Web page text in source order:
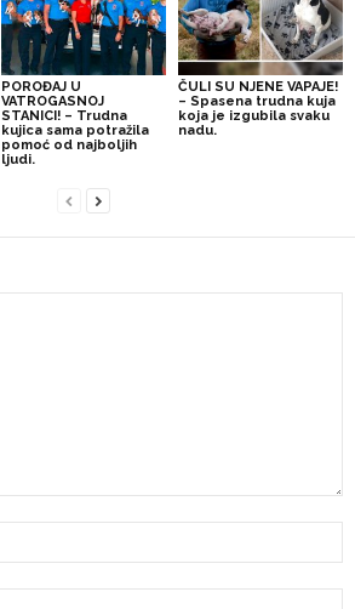
POROĐAJ U
VATROGASNOJ
STANICI! – Trudna
kujica sama potražila
pomoć od najboljih
ljudi.
ČULI SU NJENE VAPAJE!
– Spasena trudna kuja
koja je izgubila svaku
nadu.